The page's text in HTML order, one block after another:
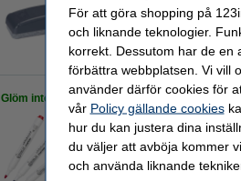
Köp3stför endast
160 kr
Glöm inte att beställa!
Whiteboardpenna 2.5mm |
60 kr
För att göra shopping på
och liknande teknologier.
korrekt. Dessutom har de en
förbättra webbplatsen. Vi vill
använder därför cookies för
vår Policy gällande cookies
hur du kan justera dina
du väljer att avböja kommer
och använda liknande